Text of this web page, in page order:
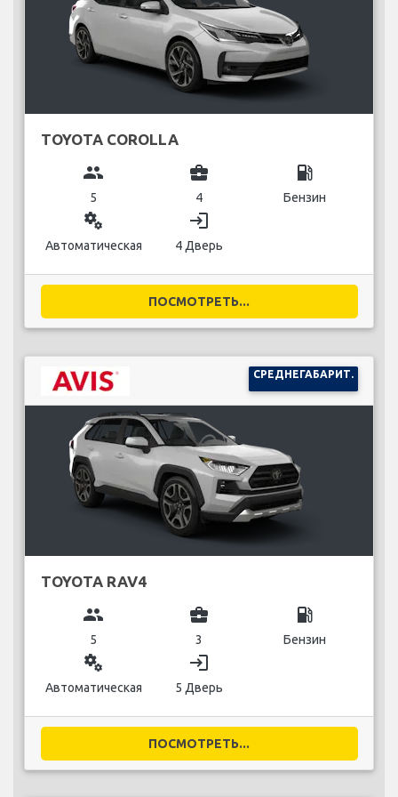
TOYOTA COROLLA
group
5
business_center
4
local_gas_station
Бензин
miscellaneous_services
Автоматическая
login
4 Дверь
ПОСМОТРЕТЬ...
СРЕДНЕГАБАРИТ.
TOYOTA RAV4
group
5
business_center
3
local_gas_station
Бензин
miscellaneous_services
Автоматическая
login
5 Дверь
ПОСМОТРЕТЬ...